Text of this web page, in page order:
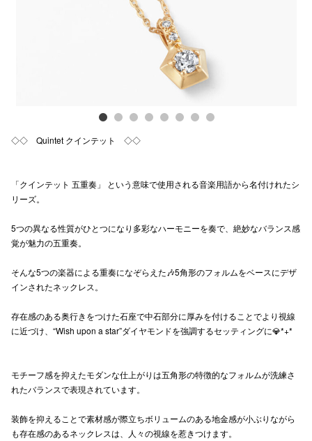
◇◇ Quintet クインテット ◇◇
「クインテット 五重奏」 という意味で使用される音楽用語から名付けれたシ
リーズ。
5つの異なる性質がひとつになり多彩なハーモニーを奏で、絶妙なバランス感
覚が魅力の五重奏。
そんな5つの楽器による重奏になぞらえた🎶5角形のフォルムをベースにデザ
インされたネックレス。
存在感のある奥行きをつけた石座で中石部分に厚みを付けることでより視線
に近づけ、“Wish upon a star”ダイヤモンドを強調するセッティングに💎*+*
モチーフ感を抑えたモダンな仕上がりは五角形の特徴的なフォルムが洗練さ
れたバランスで表現されています。
装飾を抑えることで素材感が際立ちボリュームのある地金感が小ぶりながら
も存在感のあるネックレスは、人々の視線を惹きつけます。
三宮オ
那覇オ